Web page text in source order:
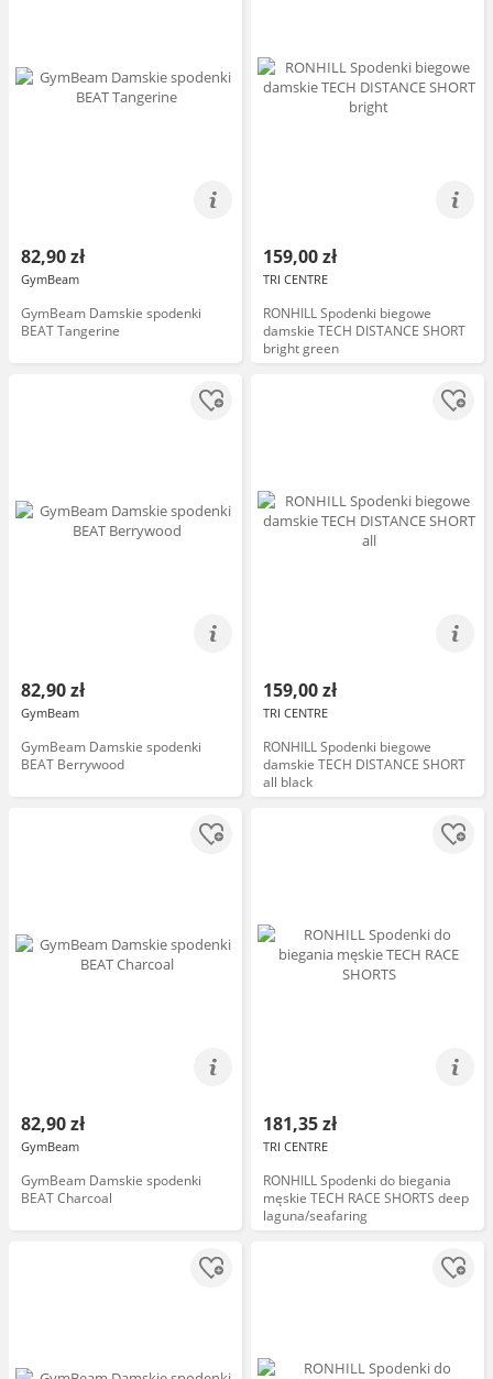
82,90 zł
GymBeam
GymBeam Damskie spodenki
BEAT Tangerine
159,00 zł
TRI CENTRE
RONHILL Spodenki biegowe
damskie TECH DISTANCE SHORT
bright green
82,90 zł
GymBeam
GymBeam Damskie spodenki
BEAT Berrywood
159,00 zł
TRI CENTRE
RONHILL Spodenki biegowe
damskie TECH DISTANCE SHORT
all black
82,90 zł
GymBeam
GymBeam Damskie spodenki
BEAT Charcoal
181,35 zł
TRI CENTRE
RONHILL Spodenki do biegania
męskie TECH RACE SHORTS deep
laguna/seafaring